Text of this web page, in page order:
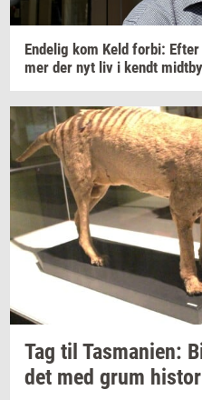
En­de­lig kom Keld forbi:
mer der nyt liv i kendt
Tag til Tas­ma­ni­en:
det med grum